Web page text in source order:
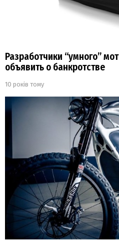
Разработчики “умного”
объявить о банкротстве
10 років тому